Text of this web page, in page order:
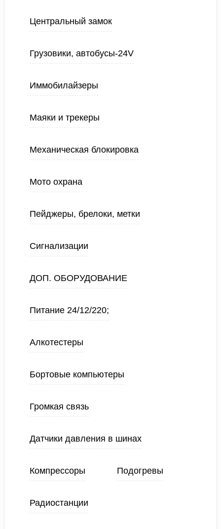
Центральный замок
Грузовики, автобусы-24V
Иммобилайзеры
Маяки и трекеры
Механическая блокировка
Мото охрана
Пейджеры, брелоки, метки
Сигнализации
ДОП. ОБОРУДОВАНИЕ
Питание 24/12/220;
Алкотестеры
Бортовые компьютеры
Громкая связь
Датчики давления в шинах
Компрессоры Подогревы
Радиостанции